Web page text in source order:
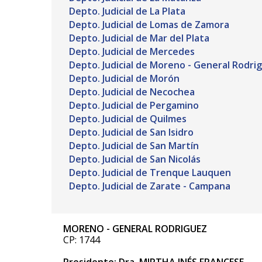
Depto. Judicial de La Plata
Depto. Judicial de Lomas de Zamora
Depto. Judicial de Mar del Plata
Depto. Judicial de Mercedes
Depto. Judicial de Moreno - General
Depto. Judicial de Morón
Depto. Judicial de Necochea
Depto. Judicial de Pergamino
Depto. Judicial de Quilmes
Depto. Judicial de San Isidro
Depto. Judicial de San Martín
Depto. Judicial de San Nicolás
Depto. Judicial de Trenque Lauquen
Depto. Judicial de Zarate - Campana
MORENO - GENERAL RODRIGUEZ
CP: 1744